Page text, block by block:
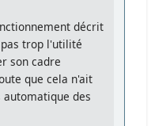
décrit
pas trop l'utilité
son cadre
que cela n'ait
automatique des